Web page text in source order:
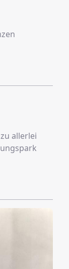
allerlei